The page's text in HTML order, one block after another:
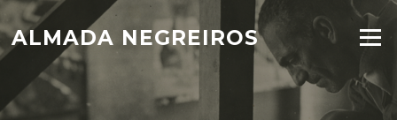
to
content
ALMADA NEGREIROS Menu